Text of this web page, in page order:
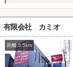
有限会社 カミオ
距離:5.5km